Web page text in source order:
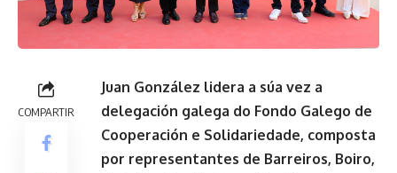
COMPARTIR
Juan González lidera a súa vez a
delegación galega do Fondo Galego de
Cooperación e Solidariedade, composta
por representantes de Barreiros, Boiro,